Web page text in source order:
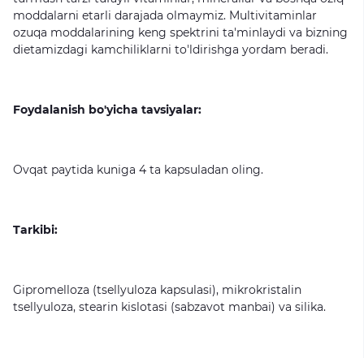
moddalarni etarli darajada olmaymiz. Multivitaminlar
ozuqa moddalarining keng spektrini ta'minlaydi va bizning
dietamizdagi kamchiliklarni to'ldirishga yordam beradi.
Foydalanish bo'yicha tavsiyalar:
Ovqat paytida kuniga 4 ta kapsuladan oling.
Tarkibi:
Gipromelloza (tsellyuloza kapsulasi), mikrokristalin
tsellyuloza, stearin kislotasi (sabzavot manbai) va silika.